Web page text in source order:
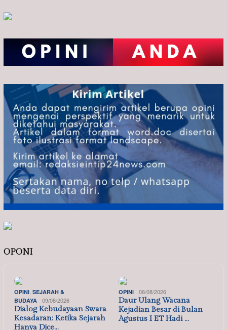
OPONI
OPINI SEJARAH &
BUDAYA
09/08/2026
Dialog Kebudayaan Swara
Kesadaran: Ketika Sejarah
Hanya Dice…
OPINI 06/08/2026
Daur Ulang Wacana
Kejadian Besar di Bulan
Agustus I ET Hadi …